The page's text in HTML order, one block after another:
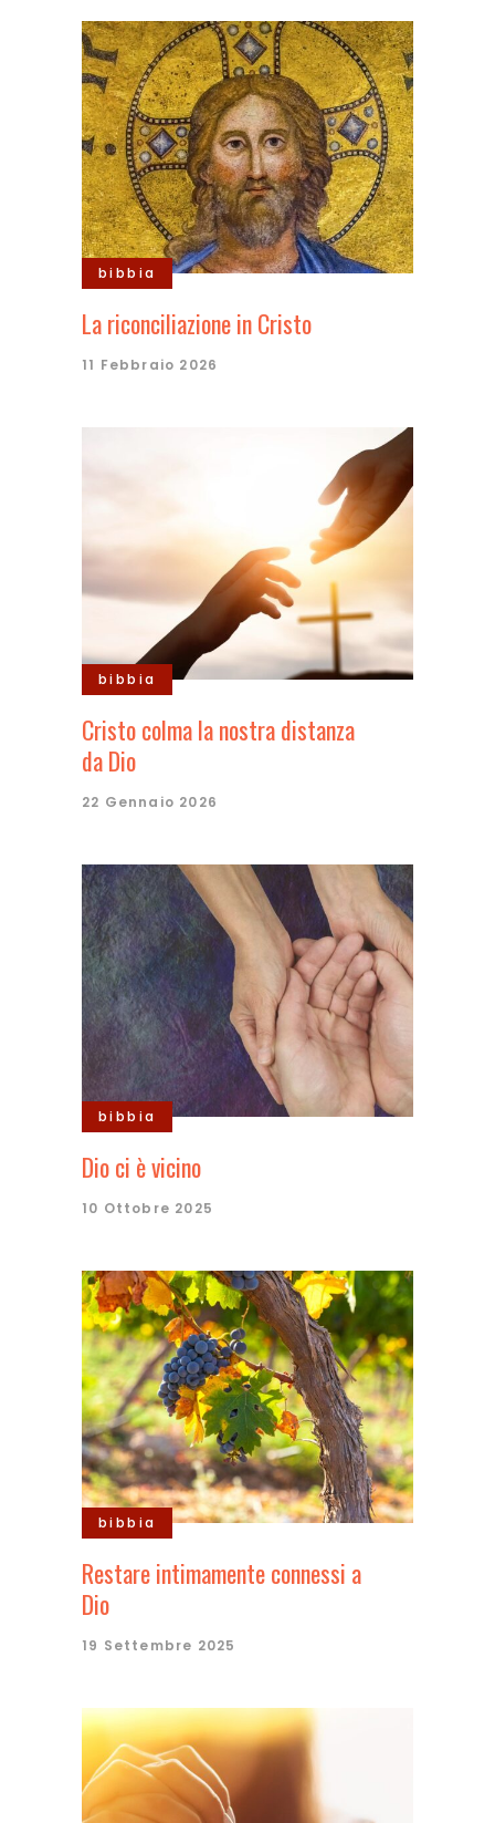
bibbia
La riconciliazione in Cristo
11 Febbraio 2026
bibbia
Cristo colma la nostra distanza
da Dio
22 Gennaio 2026
bibbia
Dio ci è vicino
10 Ottobre 2025
bibbia
Restare intimamente connessi a
Dio
19 Settembre 2025